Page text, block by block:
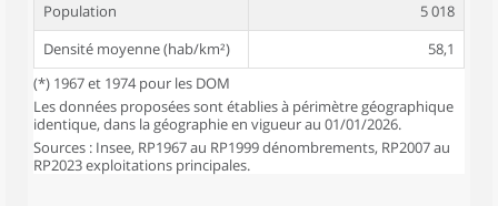
Population
5 018
Densité moyenne (hab/km²)
58,1
(*) 1967 et 1974 pour les DOM
Les données proposées sont établies à périmètre géographique
identique, dans la géographie en vigueur au 01/01/2026.
Sources : Insee, RP1967 au RP1999 dénombrements, RP2007 au
RP2023 exploitations principales.